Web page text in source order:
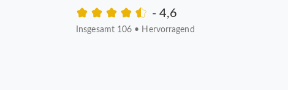
- 4,6
Insgesamt 106 • Hervorragend